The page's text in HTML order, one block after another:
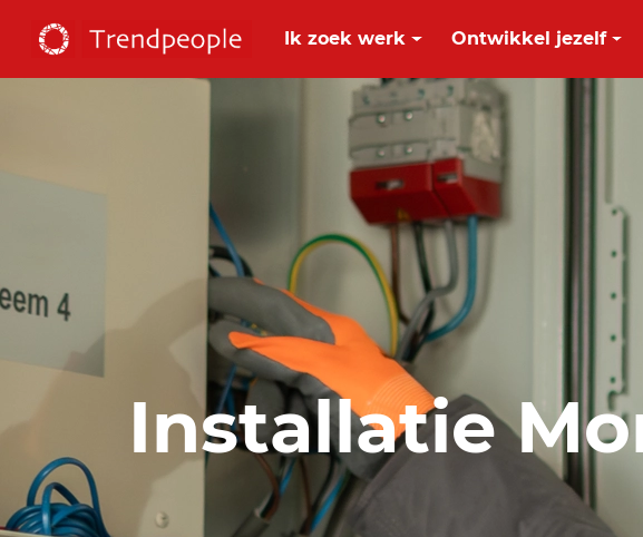
Ik zoek werk Ontwikkel jezelf
Installatie